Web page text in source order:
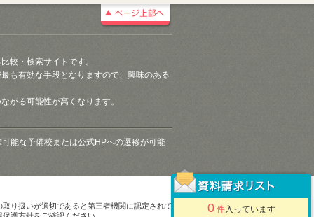
0 件入っています
較・検索サイトです。
も有効な手段となりますので、興味のある
がる可能性が高くなります。
能な予備校または公式HPへの遷移が可能
り扱いが適切であると第三者機関に認定されて
護方針をご確認ください。